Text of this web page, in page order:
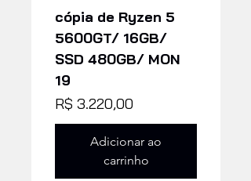
cópia de Ryzen 5
5600GT/ 16GB/
SSD 480GB/ MON
19
Preço
R$ 3.220,00
Adicionar ao
carrinho